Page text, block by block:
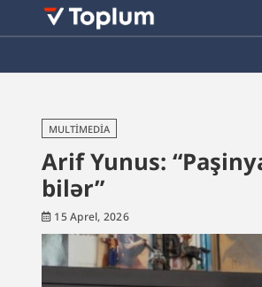
MULTIMEDIA
Arif Yunus:
bilər”
15 Aprel, 2026